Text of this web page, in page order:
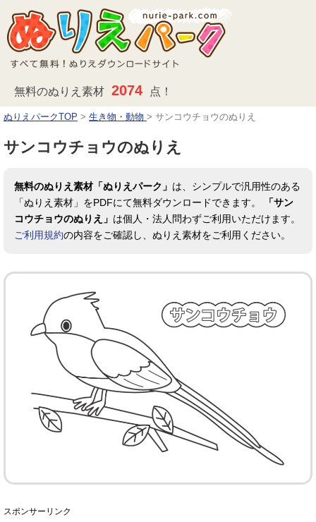
無料のぬりえ素材 2074 点！
ぬりえパークTOP > 生き物・動物 > サンコウチョウのぬりえ
サンコウチョウのぬりえ
無料のぬりえ素材「ぬりえパーク」 は、シンプルで汎用性のある
「ぬりえ素材」をPDFにて無料ダウンロードできます。
「サン
コウチョウのぬりえ」 は個人・法人問わずご利用いただけます。
ご利用規約の内容をご確認し、ぬりえ素材をご利用ください。
スポンサーリンク